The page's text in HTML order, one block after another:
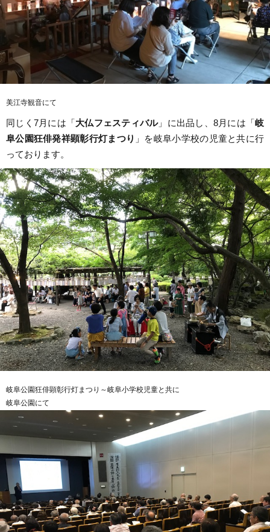
美江寺観音にて
同じく7月には「大仏フェスティバル」に出品し、8月には「岐
阜公園狂俳発祥顕彰行灯まつり 」を岐阜小学校の児童と共に行
っております。
岐阜公園狂俳顕彰行灯まつり～岐阜小学校児童と共に
岐阜公園にて